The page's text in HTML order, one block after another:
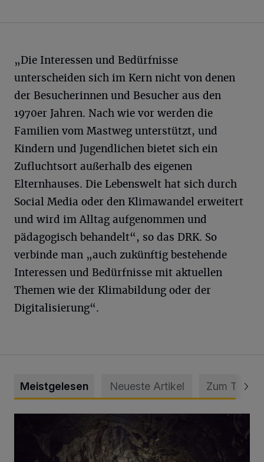
„Die Interessen und Bedürfnisse
unterscheiden sich im Kern nicht von denen
der Besucherinnen und Besucher aus den
1970er Jahren. Nach wie vor werden die
Familien vom Mastweg unterstützt, und
Kindern und Jugendlichen bietet sich ein
Zufluchtsort außerhalb des eigenen
Elternhauses. Die Lebenswelt hat sich durch
Social Media oder den Klimawandel erweitert
und wird im Alltag aufgenommen und
pädagogisch behandelt“, so das DRK. So
verbinde man „auch zukünftig bestehende
Interessen und Bedürfnisse mit aktuellen
Themen wie der Klimabildung oder der
Digitalisierung“.
Meistgelesen Neueste Artikel Zum Thema